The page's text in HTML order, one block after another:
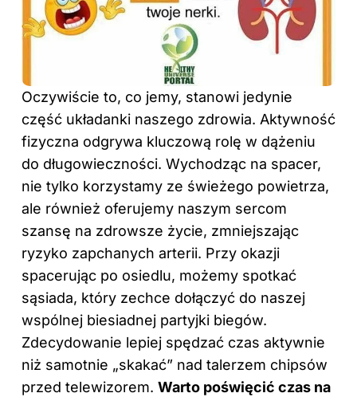
Oczywiście to, co jemy, stanowi jedynie
część układanki naszego zdrowia. Aktywność
fizyczna odgrywa kluczową rolę w dążeniu
do długowieczności. Wychodząc na spacer,
nie tylko korzystamy ze świeżego powietrza,
ale również oferujemy naszym sercom
szansę na zdrowsze życie, zmniejszając
ryzyko zapchanych arterii. Przy okazji
spacerując po osiedlu, możemy spotkać
sąsiada, który zechce dołączyć do naszej
wspólnej biesiadnej partyjki biegów.
Zdecydowanie lepiej spędzać czas aktywnie
niż samotnie „skakać” nad talerzem chipsów
przed telewizorem. Warto poświęcić czas na